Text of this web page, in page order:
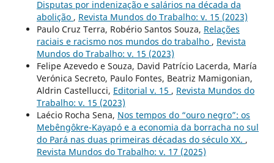
Disputas por indenização e salários na década da
abolição , Revista Mundos do Trabalho: v. 15 (2023)
Paulo Cruz Terra, Robério Santos Souza, Relações
raciais e racismo nos mundos do trabalho , Revista
Mundos do Trabalho: v. 15 (2023)
Felipe Azevedo e Souza, David Patrício Lacerda, María
Verónica Secreto, Paulo Fontes, Beatriz Mamigonian,
Aldrin Castellucci, Editorial v. 15 , Revista Mundos do
Trabalho: v. 15 (2023)
Laécio Rocha Sena, Nos tempos do “ouro negro”: os
Mebêngôkre-Kayapó e a economia da borracha no sul
do Pará nas duas primeiras décadas do século XX. ,
Revista Mundos do Trabalho: v. 17 (2025)